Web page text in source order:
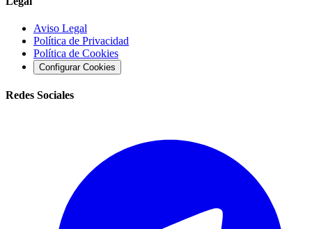
Aviso Legal
Política de Privacidad
Política de Cookies
Configurar Cookies
Redes Sociales